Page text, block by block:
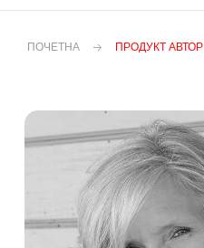
ПОЧЕТНА ПРОДУКТ АВТОР